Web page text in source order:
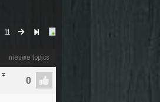
11
nieuwe topics